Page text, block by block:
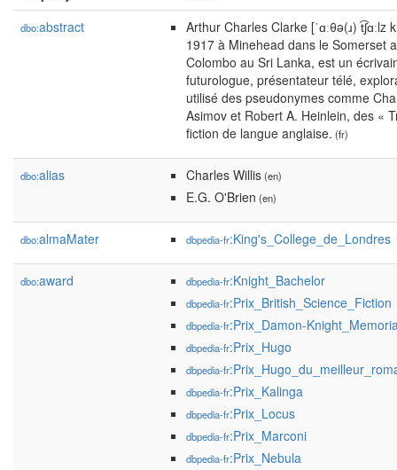
dbo:abstract
Arthur Charles Clarke [ˈɑːθə(ɹ)
1917 à Minehead dans le Somerset
Colombo au Sri Lanka, est un
futurologue, présentateur télé,
utilisé des pseudonymes comme
Asimov et Robert A. Heinlein, des «
fiction de langue anglaise. (fr)
dbo:alias Charles Willis(en)
E.G. O'Brien (en)
dbo:almaMater dbpedia-fr:King's_College_de_Londres
dbo:award dbpedia-fr:Knight_Bachelor
dbpedia-fr:Prix_British_Science_Fiction
dbpedia-fr:Prix_Damon-
dbpedia-fr:Prix_Hugo
dbpedia-fr
dbpedia-fr:Prix_Kalinga
dbpedia-fr:Prix_Locus
dbpedia-fr:Prix_Marconi
dbpedia-fr:Prix_Nebula